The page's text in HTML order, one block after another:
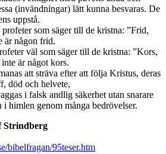
(invändningar) lätt kunna besvaras. De
uppstå.
profeter som säger till de kristna: ”Frid,
är någon frid.
väl som säger till de kristna: ”Kors,
är något kors.
att sträva efter att följa Kristus, deras
död och helvete,
i falsk andlig säkerhet utan snarare
i himlen genom många bedrövelser.
Strindberg
bibelfragan/95teser.htm